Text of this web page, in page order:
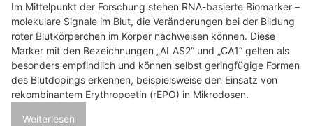
Im Mittelpunkt der Forschung stehen RNA-basierte Biomarker –
molekulare Signale im Blut, die Veränderungen bei der Bildung
roter Blutkörperchen im Körper nachweisen können. Diese
Marker mit den Bezeichnungen „ALAS2“ und „CA1“ gelten als
besonders empfindlich und können selbst geringfügige Formen
des Blutdopings erkennen, beispielsweise den Einsatz von
rekombinantem Erythropoetin (rEPO) in Mikrodosen.
Weiterlesen